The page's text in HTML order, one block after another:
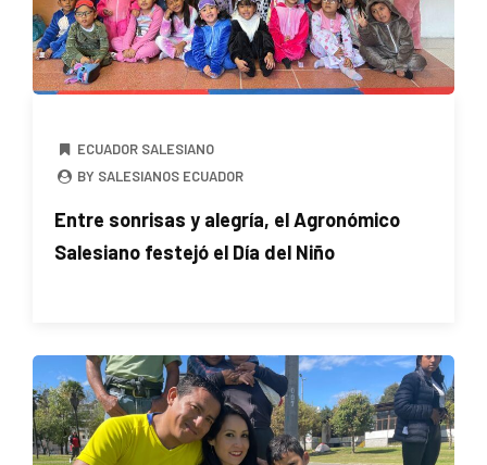
ECUADOR SALESIANO
BY SALESIANOS ECUADOR
Entre sonrisas y alegría, el Agronómico
Salesiano festejó el Día del Niño